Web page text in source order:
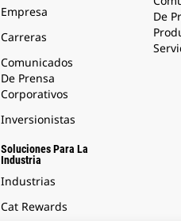
Empresa
Carreras
Comunicados
De Prensa
Corporativos
Inversionistas
Soluciones Para La
Industria
Industrias
Cat Rewards
De